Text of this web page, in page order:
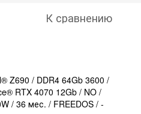
К сравнению
Z690 / DDR4 64Gb 3600 /
RTX 4070 12Gb / NO /
/ 36 мес. / FREEDOS / -